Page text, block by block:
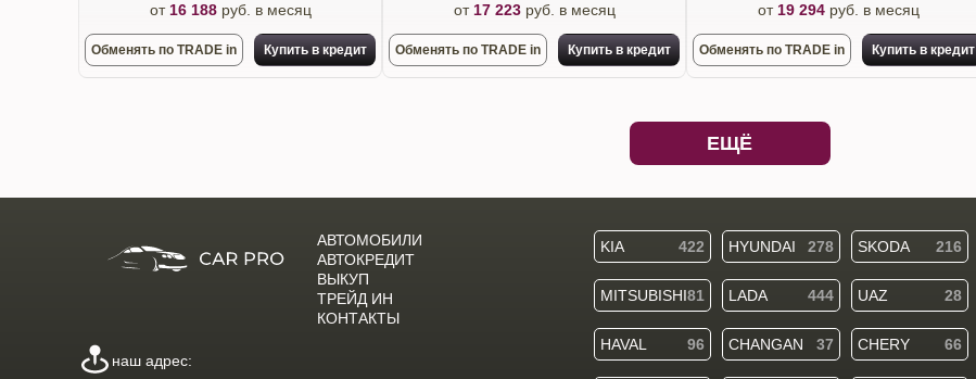
от 16 188руб. в месяц
Обменять по TRADE in Купить в кредит
от 17 223руб. в месяц
Обменять по TRADE in Купить в кредит
от 19 294руб. в месяц
Обменять по TRADE in Купить в кредит
ЕЩЁ
АВТОМОБИЛИ
АВТОКРЕДИТ
ВЫКУП
ТРЕЙД ИН
КОНТАКТЫ
наш адрес:
KIA 422 HYUNDAI 278 SKODA 216
MITSUBISHI81 LADA 444 UAZ 28
HAVAL 96 CHANGAN 37 CHERY 66